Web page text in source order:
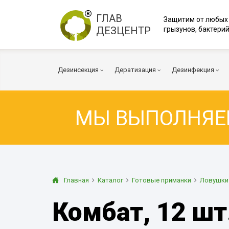
ГЛАВ
ДЕЗЦЕНТР
Защитим от любых
грызунов,
Дезинсекция
Тараканы
Осы
Дератизация
Мыши
Дезинфекция
Коронавирус
Транспорт
МЫ
Главная Каталог Готовые приманки Ловушки
Комбат, 12